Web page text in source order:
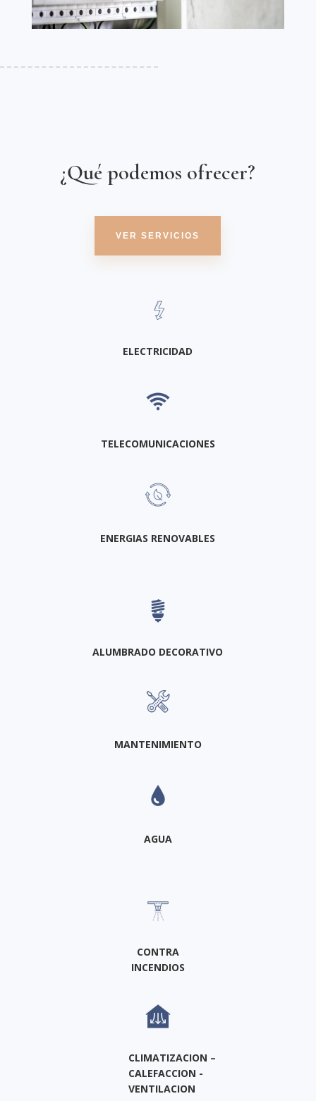
¿Qué podemos ofrecer?
VER SERVICIOS
ELECTRICIDAD
TELECOMUNICACIONES
ENERGIAS RENOVABLES
ALUMBRADO DECORATIVO
MANTENIMIENTO
AGUA
CONTRA
INCENDIOS
CLIMATIZACION –
CALEFACCION -
VENTILACION